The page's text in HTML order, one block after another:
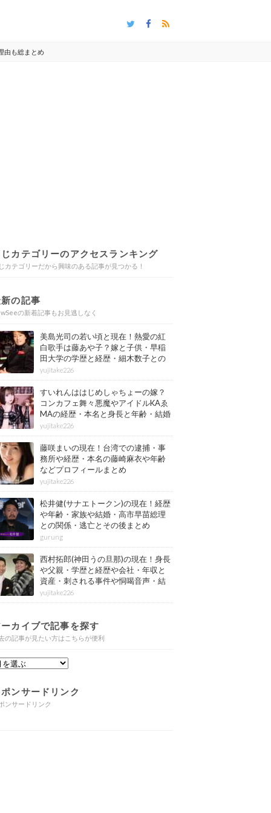
由も総まとめ
カテゴリーのアクセスランキング
カテゴリーだから興味のある記事が見つかる！
の記事
の新着記事もお見逃しなく
美島光司の若い頃と現在！熱愛の紅
白歌手は藤あや子？嫁と子供・早稲
田大学の学歴と経歴・細木数子との
確執もまとめ
yujitake226
すいれんははじめしゃちょーの嫁？
コンカフェ舞々悪魔やアイドルKAゑ
MAの経歴・本名と身長と年齢・結婚
情報もまとめ
yujitake226
藤咲まいの現在！台湾での逮捕・事
務所や経歴・本名の藤崎麻衣や年齢
などプロフィールまとめ
yujitake226
松井健(サナエトークン)の現在！経歴
や年齢・家族や結婚・高市早苗総理
との関係・逃亡とその後まとめ
gurung
西村拓郎(神田うの旦那)の現在！身長
や父親・学歴と経歴や会社・年収と
資産・刺される事件や恫喝音声・結
婚と子供や自宅・脳梗塞の病気もま
とめ
yujitake226
カイブで記事を探す
の記事が見たい方はこちらが便利
ンサードリンク
ンサードリンク